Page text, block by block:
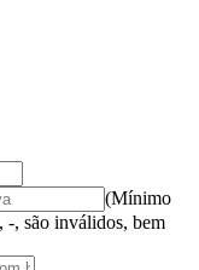
(Mínimo
-, são inválidos, bem